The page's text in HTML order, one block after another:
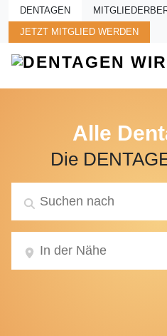
Skip to main content
DENTAGEN
JETZT MITGLIED WERDEN
Alle
Die